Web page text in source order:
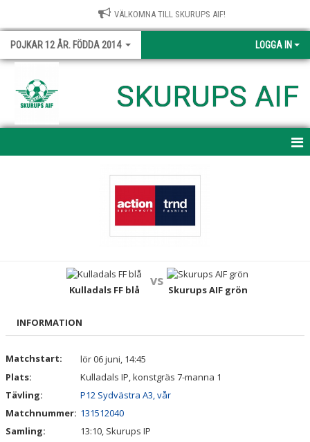
VÄLKOMNA TILL SKURUPS AIF!
POJKAR 12 ÅR. FÖDDA 2014 LOGGA IN
SKURUPS AIF
BILDGALLERI
KONTAKT
Kulladals FF blå
vs
Skurups AIF grön
INFORMATION
Matchstart:
lör 06 juni, 14:45
Plats:
Kulladals IP, konstgräs 7-manna 1
Tävling:
P12 Sydvästra A3, vår
Matchnummer: 131512040
Samling:
13:10, Skurups IP